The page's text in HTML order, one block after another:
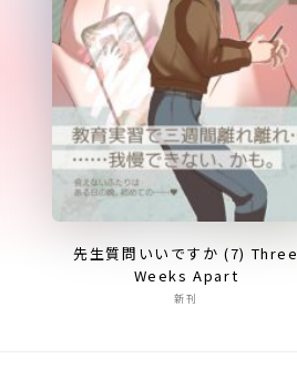
先生質問いいですか (7) Three
Weeks Apart
新刊